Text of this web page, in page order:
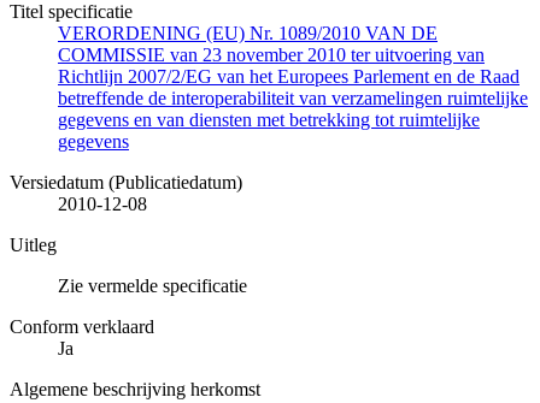
Titel specificatie
VERORDENING (EU) Nr. 1089/2010 VAN DE
COMMISSIE van 23 november 2010 ter uitvoering van
Richtlijn 2007/2/EG van het Europees Parlement en de Raad
betreffende de interoperabiliteit van verzamelingen ruimtelijke
gegevens en van diensten met betrekking tot ruimtelijke
gegevens
Versiedatum (Publicatiedatum)
2010-12-08
Uitleg
Zie vermelde specificatie
Conform verklaard
Ja
Algemene beschrijving herkomst